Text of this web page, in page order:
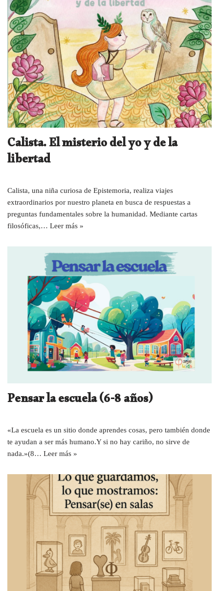
Calista. El misterio del yo y de la
libertad
Calista, una niña curiosa de Epistemoria, realiza viajes
extraordinarios por nuestro planeta en busca de respuestas a
preguntas fundamentales sobre la humanidad. Mediante cartas
filosóficas,… Leer más »
Pensar la escuela (6-8 años)
«La escuela es un sitio donde aprendes cosas, pero también donde
te ayudan a ser más humano.Y si no hay cariño, no sirve de
nada.»(8… Leer más »